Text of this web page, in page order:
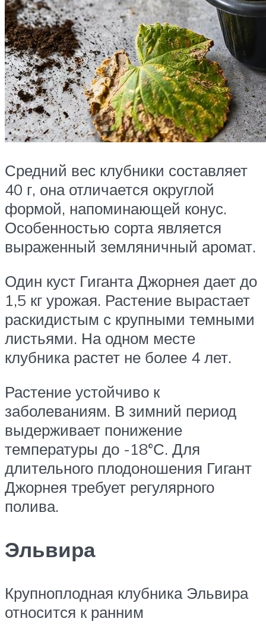
Средний вес клубники составляет
40 г, она отличается округлой
формой, напоминающей конус.
Особенностью сорта является
выраженный земляничный аромат.
Один куст Гиганта Джорнея дает до
1,5 кг урожая. Растение вырастает
раскидистым с крупными темными
листьями. На одном месте
клубника растет не более 4 лет.
Растение устойчиво к
заболеваниям. В зимний период
выдерживает понижение
температуры до -18°С. Для
длительного плодоношения Гигант
Джорнея требует регулярного
полива.
Эльвира
Крупноплодная клубника Эльвира
относится к ранним